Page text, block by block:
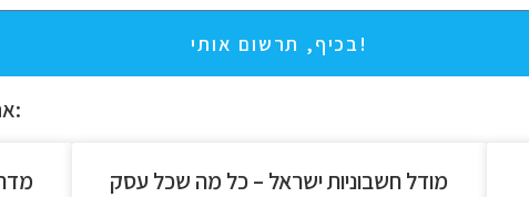
בכיף, תרשום אותי!
אהבתם את המאמר? הנה עוד כמה מומלצים:
מודל חשבוניות ישראל – כל מה שכל עסק